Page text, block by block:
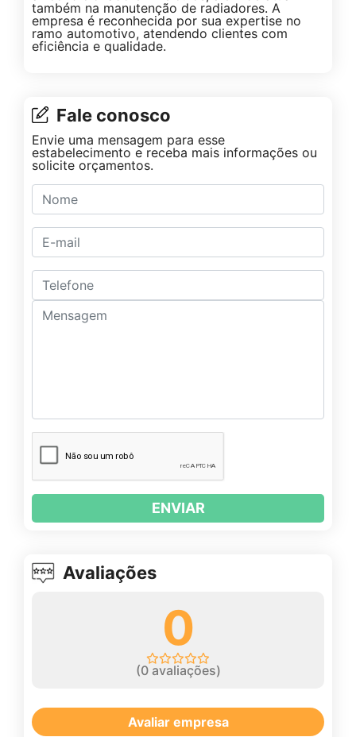
também na manutenção de radiadores. A
empresa é reconhecida por sua expertise no
ramo automotivo, atendendo clientes com
eficiência e qualidade.
Fale conosco
Envie uma mensagem para esse
estabelecimento e receba mais informações ou
solicite orçamentos.
ENVIAR
Avaliações
0
(0avaliações)
Avaliar empresa